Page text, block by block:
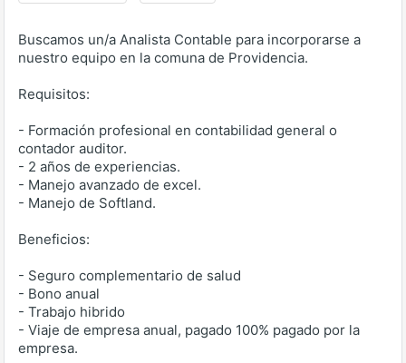
Buscamos un/a Analista Contable para incorporarse a
nuestro equipo en la comuna de Providencia.
Requisitos:
- Formación profesional en contabilidad general o
contador auditor.
- 2 años de experiencias.
- Manejo avanzado de excel.
- Manejo de Softland.
Beneficios:
- Seguro complementario de salud
- Bono anual
- Trabajo hibrido
- Viaje de empresa anual, pagado 100% pagado por la
empresa.